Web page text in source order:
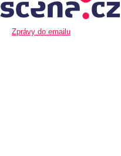
Zprávy do emailu